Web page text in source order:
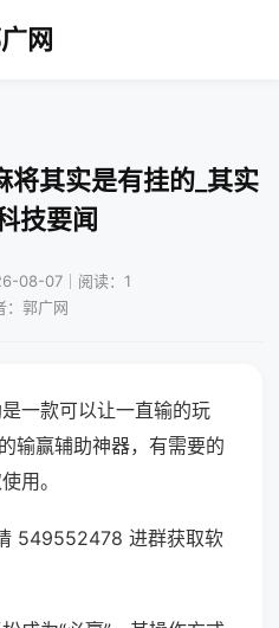
网
将其实是有挂的_其实
技要闻
08-07｜阅读：1
：郭广网
一款可以让一直输的玩
输赢辅助神器，有需要的
用。
549552478 进群获取软